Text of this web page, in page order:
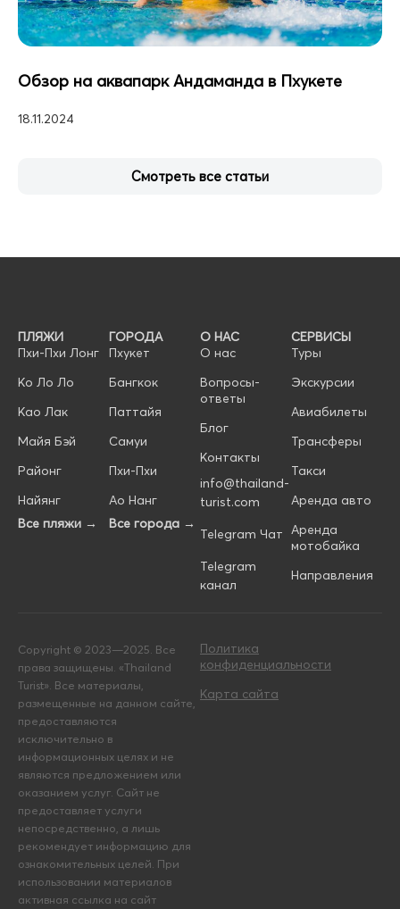
Обзор на аквапарк Андаманда в Пхукете
18.11.2024
Смотреть все статьи
ПЛЯЖИ
Пхи-Пхи Лонг
Ко Ло Ло
Као Лак
Майя Бэй
Районг
Найянг
Все пляжи →
ГОРОДА
Пхукет
Бангкок
Паттайя
Самуи
Пхи-Пхи
Ао Нанг
Все города →
О НАС
О нас
Вопросы-
ответы
Блог
Контакты
info@thailand-
turist.com
Telegram Чат
Telegram
канал
СЕРВИСЫ
Туры
Экскурсии
Авиабилеты
Трансферы
Такси
Аренда авто
Аренда
мотобайка
Направления
Copyright © 2023—2025. Все
права защищены. «Thailand
Turist». Все материалы,
размещенные на данном сайте,
предоставляются
исключительно в
информационных целях и не
являются предложением или
оказанием услуг. Сайт не
предоставляет услуги
непосредственно, а лишь
рекомендует информацию для
ознакомительных целей. При
использовании материалов
активная ссылка на сайт
Политика
конфиденциальности
Карта сайта